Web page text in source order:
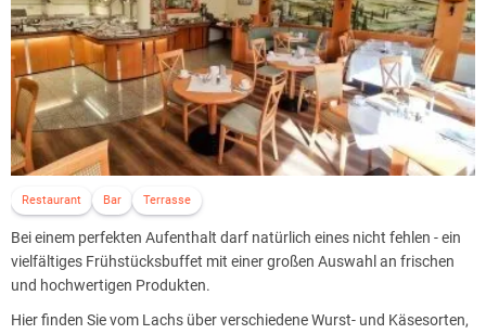
Restaurant Bar Terrasse
Bei einem perfekten Aufenthalt darf natürlich eines nicht fehlen - ein
vielfältiges Frühstücksbuffet mit einer großen Auswahl an frischen
und hochwertigen Produkten.
Hier finden Sie vom Lachs über verschiedene Wurst- und Käsesorten,